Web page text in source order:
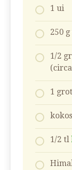
1 ui
250
1/2
1
1/2 tl